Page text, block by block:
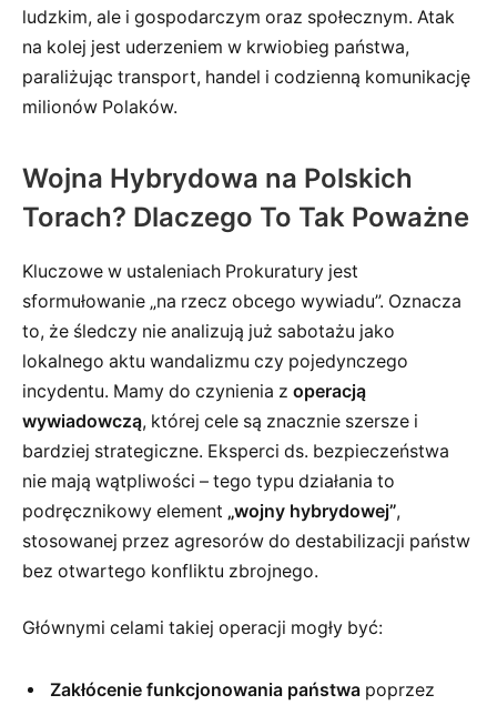
ludzkim, ale i gospodarczym oraz społecznym. Atak
na kolej jest uderzeniem w krwiobieg państwa,
paraliżując transport, handel i codzienną komunikację
milionów Polaków.
Wojna Hybrydowa na Polskich
Torach? Dlaczego To Tak Poważne
Kluczowe w ustaleniach Prokuratury jest
sformułowanie „na rzecz obcego wywiadu”. Oznacza
to, że śledczy nie analizują już sabotażu jako
lokalnego aktu wandalizmu czy pojedynczego
incydentu. Mamy do czynienia z operacją
wywiadowczą, której cele są znacznie szersze i
bardziej strategiczne. Eksperci ds. bezpieczeństwa
nie mają wątpliwości – tego typu działania to
podręcznikowy element „wojny hybrydowej”,
stosowanej przez agresorów do destabilizacji państw
bez otwartego konfliktu zbrojnego.
Głównymi celami takiej operacji mogły być:
Zakłócenie funkcjonowania państwa poprzez